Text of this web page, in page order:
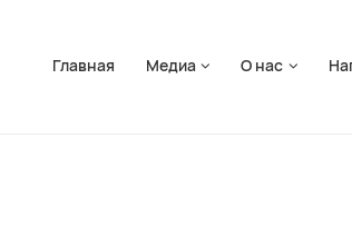
Главная
Медиа О нас